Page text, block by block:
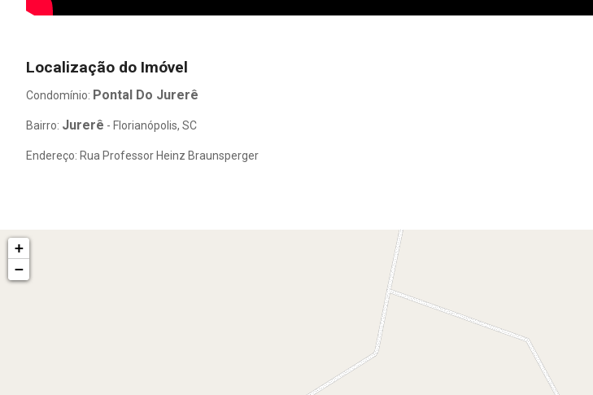
Localização do Imóvel
Condomínio: Pontal Do Jurerê
Bairro: Jurerê - Florianópolis, SC
Endereço: Rua Professor Heinz Braunsperger
+
−